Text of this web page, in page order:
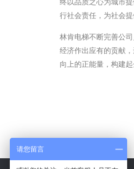
行社会责任，为社会
林肯电梯不断完善公
经济作出应有的贡献
向上的正能量，构建
请您留言